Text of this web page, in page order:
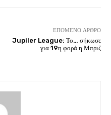
ΕΠΌΜΕΝΟ ΆΡΘΡΟ
Jupiler League: Το… σήκωσε
για 19η φορά η Μπριζ